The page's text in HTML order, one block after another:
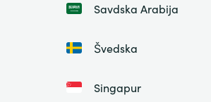
Savdska Arabija
Švedska
Singapur